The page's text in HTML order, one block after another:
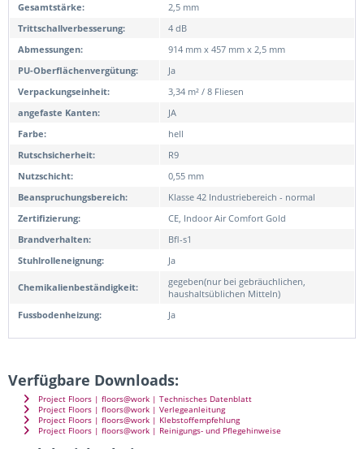
Gesamtstärke:
2,5 mm
Trittschallverbesserung:
4 dB
Abmessungen:
914 mm x 457 mm x 2,5 mm
PU-Oberflächenvergütung:
Ja
Verpackungseinheit:
3,34 m² / 8 Fliesen
angefaste Kanten:
JA
Farbe:
hell
Rutschsicherheit:
R9
Nutzschicht:
0,55 mm
Beanspruchungsbereich:
Klasse 42 Industriebereich - normal
Zertifizierung:
CE, Indoor Air Comfort Gold
Brandverhalten:
Bfl-s1
Stuhlrolleneignung:
Ja
Chemikalienbeständigkeit:
gegeben(nur bei gebräuchlichen,
haushaltsüblichen Mitteln)
Fussbodenheizung:
Ja
Verfügbare Downloads:
Project Floors | floors@work | Technisches Datenblatt
Project Floors | floors@work | Verlegeanleitung
Project Floors | floors@work | Klebstoffempfehlung
Project Floors | floors@work | Reinigungs- und Pflegehinweise